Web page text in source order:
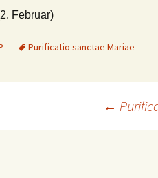
Februar)
Purificatio sanctae Mariae
←